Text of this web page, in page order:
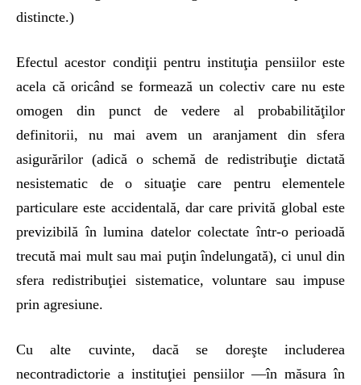
distincte.)
Efectul acestor condiţii pentru instituţia pensiilor este
acela că oricând se formează un colectiv care nu este
omogen din punct de vedere al probabilităţilor
definitorii, nu mai avem un aranjament din sfera
asigurărilor (adică o schemă de redistribuţie dictată
nesistematic de o situaţie care pentru elementele
particulare este accidentală, dar care privită global este
previzibilă în lumina datelor colectate într-o perioadă
trecută mai mult sau mai puţin îndelungată), ci unul din
sfera redistribuţiei sistematice, voluntare sau impuse
prin agresiune.
Cu alte cuvinte, dacă se doreşte includerea
necontradictorie a instituţiei pensiilor —în măsura în